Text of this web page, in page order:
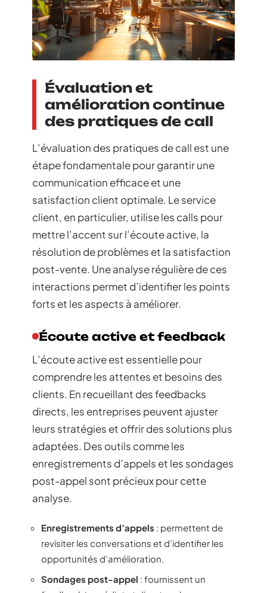
Évaluation et
amélioration continue
des pratiques de call
L’évaluation des pratiques de call est une
étape fondamentale pour garantir une
communication efficace et une
satisfaction client optimale. Le service
client, en particulier, utilise les calls pour
mettre l’accent sur l’écoute active, la
résolution de problèmes et la satisfaction
post-vente. Une analyse régulière de ces
interactions permet d’identifier les points
forts et les aspects à améliorer.
Écoute active et feedback
L’écoute active est essentielle pour
comprendre les attentes et besoins des
clients. En recueillant des feedbacks
directs, les entreprises peuvent ajuster
leurs stratégies et offrir des solutions plus
adaptées. Des outils comme les
enregistrements d’appels et les sondages
post-appel sont précieux pour cette
analyse.
Enregistrements d’appels : permettent de
revisiter les conversations et d’identifier les
opportunités d’amélioration.
Sondages post-appel : fournissent un